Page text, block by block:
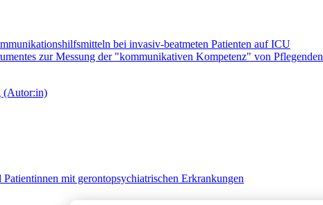
bei invasiv-beatmeten Patienten auf ICU
zur Messung der "kommunikativen Kompetenz" von Pflegenden
(Autor:in)
mit gerontopsychiatrischen Erkrankungen